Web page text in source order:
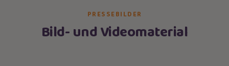
PRESSEBILDER
Bild- und Videomaterial